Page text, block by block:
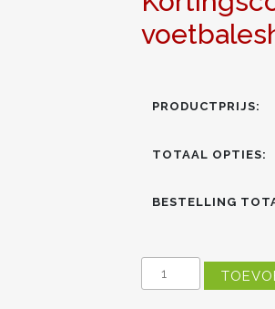
PRODUCTPRIJS:
TOTAAL OPTIES:
BESTELLING
MANCHESTER
CITY